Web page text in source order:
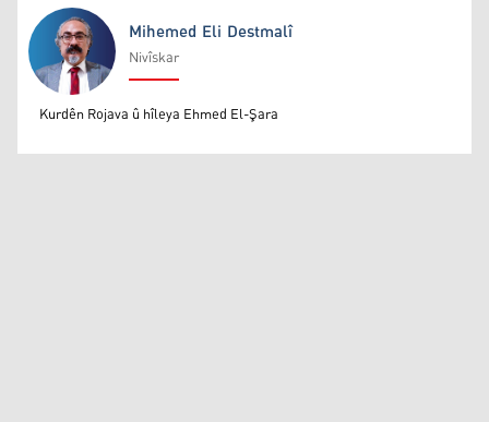
Mihemed Eli Destmalî
Mihemed Eli Destmalî
Nivîskar
Kurdên Rojava û hîleya Ehmed El-Şara